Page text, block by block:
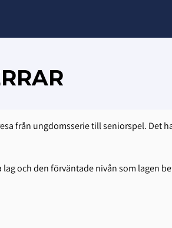
från ungdomsserie till seniorspel. Det
och den förväntade nivån som lagen